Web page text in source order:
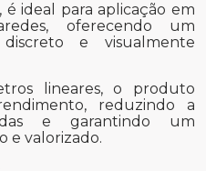
ideal para aplicação em
oferecendo um
e visualmente
lineares, o produto
reduzindo a
e garantindo um
e valorizado.